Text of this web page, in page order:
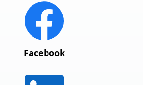
Facebook